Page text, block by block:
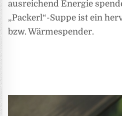
ausreichend Energie
„Packerl“-Suppe ist ein
bzw. Wärmespender.